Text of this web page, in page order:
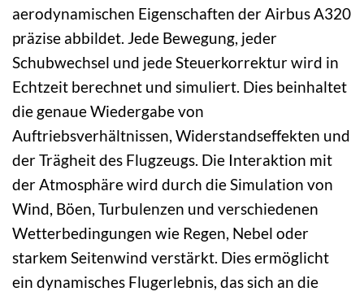
aerodynamischen Eigenschaften der Airbus A320
präzise abbildet. Jede Bewegung, jeder
Schubwechsel und jede Steuerkorrektur wird in
Echtzeit berechnet und simuliert. Dies beinhaltet
die genaue Wiedergabe von
Auftriebsverhältnissen, Widerstandseffekten und
der Trägheit des Flugzeugs. Die Interaktion mit
der Atmosphäre wird durch die Simulation von
Wind, Böen, Turbulenzen und verschiedenen
Wetterbedingungen wie Regen, Nebel oder
starkem Seitenwind verstärkt. Dies ermöglicht
ein dynamisches Flugerlebnis, das sich an die